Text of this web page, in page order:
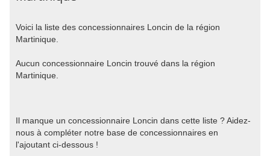
Voici la liste des concessionnaires Loncin de la région
Martinique.
Aucun concessionnaire Loncin trouvé dans la région
Martinique.
Il manque un concessionnaire Loncin dans cette liste ? Aidez-
nous à compléter notre base de concessionnaires en
l'ajoutant ci-dessous !